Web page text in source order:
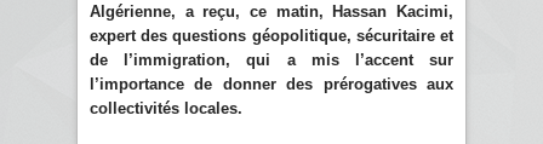
Algérienne, a reçu, ce matin, Hassan Kacimi,
expert des questions géopolitique, sécuritaire et
de l’immigration, qui a mis l’accent sur
l’importance de donner des prérogatives aux
collectivités locales.